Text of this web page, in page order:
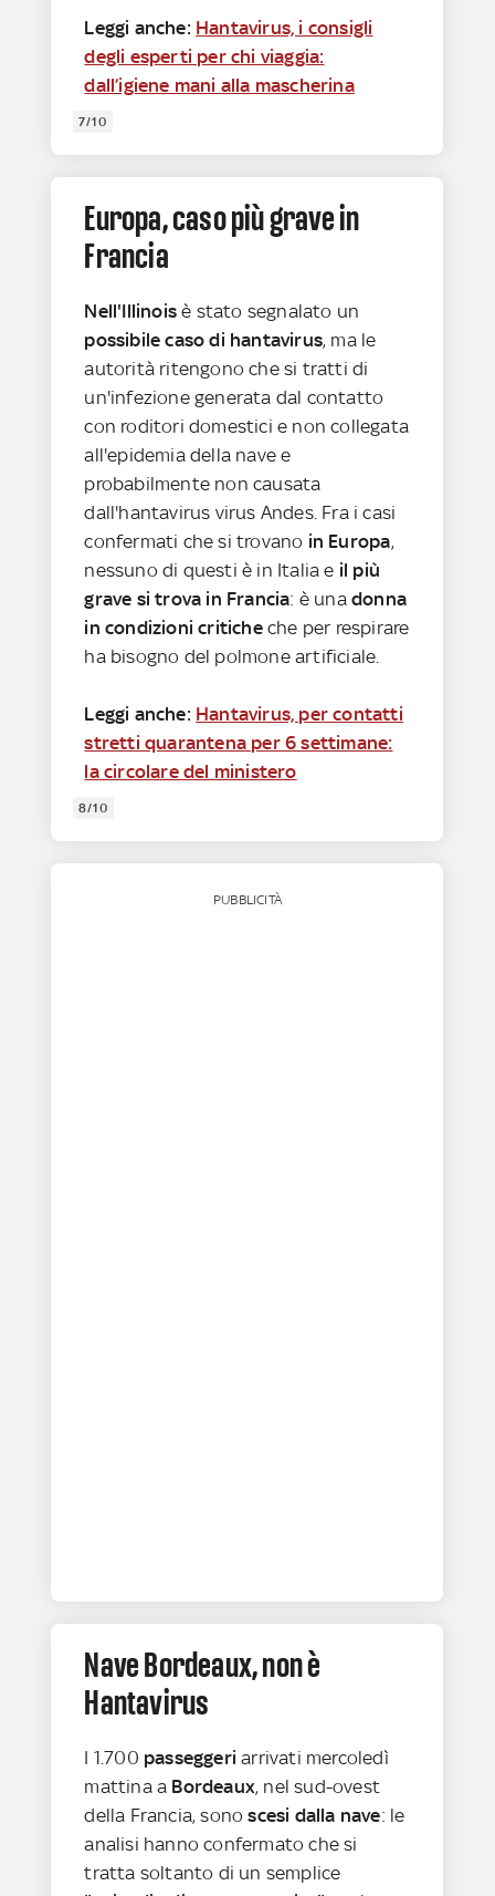
Leggi anche: Hantavirus, i consigli
degli esperti per chi viaggia:
dall’igiene mani alla mascherina
7/10
Europa, caso più grave in
Francia
Nell'Illinois è stato segnalato un
possibile caso di hantavirus, ma le
autorità ritengono che si tratti di
un'infezione generata dal contatto
con roditori domestici e non collegata
all'epidemia della nave e
probabilmente non causata
dall'hantavirus virus Andes. Fra i casi
confermati che si trovano in Europa,
nessuno di questi è in Italia e il più
grave si trova in Francia: è unadonna
in condizioni criticheche per respirare
ha bisogno del polmone artificiale.
Leggi anche: Hantavirus, per contatti
stretti quarantena per 6 settimane:
la circolare del ministero
8/10
PUBBLICITÀ
Nave Bordeaux, non è
Hantavirus
I 1.700 passeggeri arrivati mercoledì
mattina a Bordeaux, nel sud-ovest
della Francia, sonoscesi dalla nave: le
analisi hanno confermato che si
tratta soltanto di un semplice